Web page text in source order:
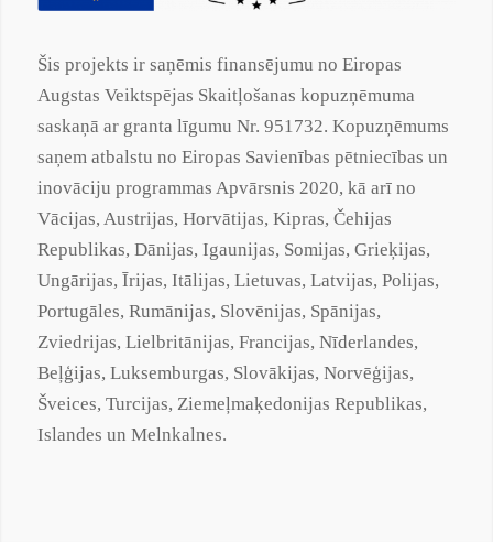
Šis projekts ir saņēmis finansējumu no Eiropas
Augstas Veiktspējas Skaitļošanas kopuzņēmuma
saskaņā ar granta līgumu Nr. 951732. Kopuzņēmums
saņem atbalstu no Eiropas Savienības pētniecības un
inovāciju programmas Apvārsnis 2020, kā arī no
Vācijas, Austrijas, Horvātijas, Kipras, Čehijas
Republikas, Dānijas, Igaunijas, Somijas, Grieķijas,
Ungārijas, Īrijas, Itālijas, Lietuvas, Latvijas, Polijas,
Portugāles, Rumānijas, Slovēnijas, Spānijas,
Zviedrijas, Lielbritānijas, Francijas, Nīderlandes,
Beļģijas, Luksemburgas, Slovākijas, Norvēģijas,
Šveices, Turcijas, Ziemeļmaķedonijas Republikas,
Islandes un Melnkalnes.